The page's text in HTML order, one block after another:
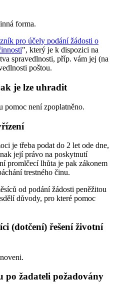
forma.
pro účely podání žádosti o
", který je k dispozici na
spravedlnosti, příp. vám jej (na
poštou.
je lze uhradit
pomoc není zpoplatněno.
je třeba podat do 2 let ode dne,
její právo na poskytnutí
promlčecí lhůta je pak zákonem
trestného činu.
od podání žádosti peněžitou
důvody, pro které pomoc
(dotčení) řešení životní
po žadateli požadovány